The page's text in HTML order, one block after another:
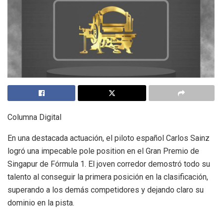
Columna Digital
En una destacada actuación, el piloto español Carlos Sainz
logró una impecable pole position en el Gran Premio de
Singapur de Fórmula 1. El joven corredor demostró todo su
talento al conseguir la primera posición en la clasificación,
superando a los demás competidores y dejando claro su
dominio en la pista.